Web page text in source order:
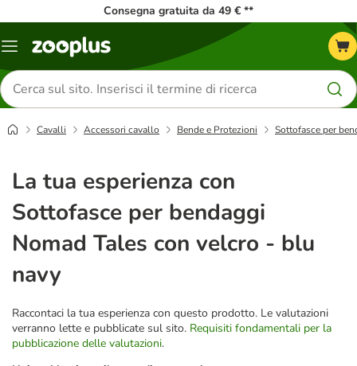
Consegna gratuita da 49 € **
Overview
Cerca
prodotti
Cavalli Accessori cavallo Bende e Protezioni Sottofasce per
La tua esperienza con
Sottofasce per bendaggi
Nomad Tales con velcro - blu
navy
Raccontaci la tua esperienza con questo prodotto. Le valutazioni
verranno lette e pubblicate sul sito. Requisiti fondamentali per la
pubblicazione delle valutazioni.